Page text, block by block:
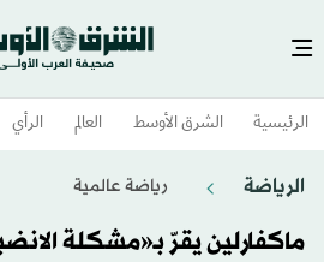
الرئيسية الشرق الأوسط​ العالم الرأي
الرياضة رياضة عالمية
ماكفارلين يقرّ بـ«مشكلة